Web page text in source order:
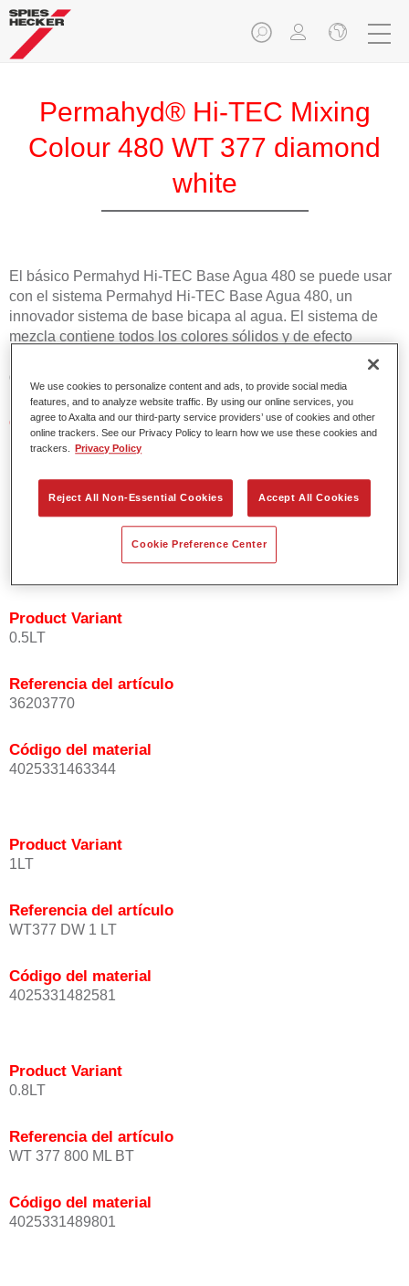
Permahyd® Hi-TEC Mixing
Colour 480 WT 377 diamond
white
El básico Permahyd Hi-TEC Base Agua 480 se puede usar
con el sistema Permahyd Hi-TEC Base Agua 480, un
innovador sistema de base bicapa al agua. El sistema de
mezcla contiene todos los colores sólidos y de efecto
necesarios para repintar turismos con unos resultados de
gran calidad.
Características del producto
Fácil y rápido de aplicar.
homogénea de las partículas de efecto.
Tiempos de proceso cortos.
Difuminado fácil y seguro.
Muy buena cubrición.
Se usa para reparar colores de efecto OEM especiales.
Product Variant
0.5LT
Referencia del artículo
36203770
Código del material
4025331463344
Product Variant
1LT
Referencia del artículo
WT377 DW 1 LT
Código del material
4025331482581
Product Variant
0.8LT
Referencia del artículo
WT 377 800 ML BT
Código del material
4025331489801
We use cookies to personalize content and ads, to provide social media
features, and to analyze website traffic. By using our online services, you
agree to Axalta and our third-party service providers’ use of cookies and other
online trackers. See our Privacy Policy to learn how we use these cookies and
trackers.
Privacy Policy
Reject All Non-Essential Cookies Accept All Cookies
Cookie Preference Center